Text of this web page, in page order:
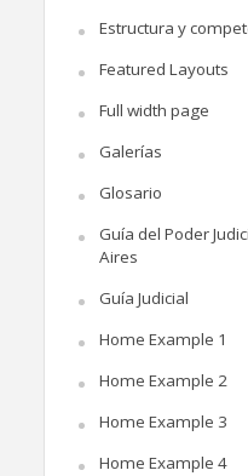
Estructura y
Featured Layouts
Full width page
Galerías
Glosario
Guía del Poder
Aires
Guía Judicial
Home Example 1
Home Example 2
Home Example 3
Home Example 4